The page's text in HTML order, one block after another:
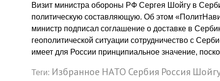
Визит министра обороны РФ Сергея Шойгу в
политическую составляющую. Об этом
министр подписал соглашение о доставке в
геополитической ситуации сотрудничество с
имеет для России принципиальное значение,
Теги: Избранное НАТО Сербия Россия